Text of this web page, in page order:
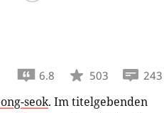
einem Pfandleiher
6.8 503 243
seok. Im titelgebenden